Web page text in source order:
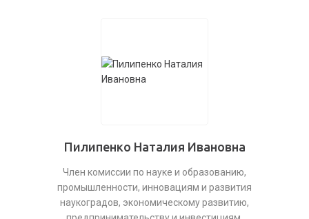
Пилипенко Наталия Ивановна
Член комиссии по науке и образованию,
промышленности, инновациям и развития
наукоградов, экономическому развитию,